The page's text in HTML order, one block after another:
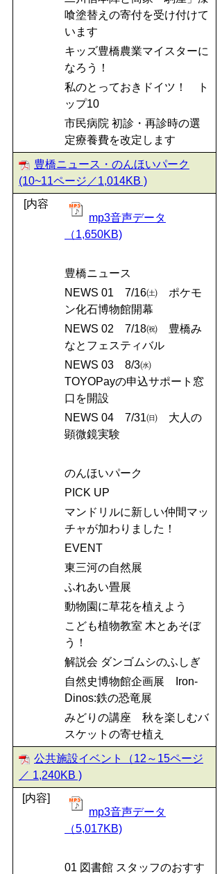
喰塗替えの寄付を受け付けて
います
キッズ豊橋農業マイスターに
なろう！
私のとっておきドイツ！ ト
ップ10
市民病院 初診・再診時の選
定療養費を改定します
豊橋ニュース・のんほいパーク
(10~11ページ／1,014KB )
[内容
mp3音声データ
（1,650KB)
豊橋ニュース
NEWS 01 7/16㈯ ポケモ
ン化石博物館開幕
NEWS 02 7/18㈷ 豊橋み
なとフェスティバル
NEWS 03 8/3㈬
TOYOPayの申込サポート窓
口を開設
NEWS 04 7/31㈰ 大人の
顕微鏡実験
のんほいパーク
PICK UP
マンドリルに新しい仲間マッ
チャが加わりました！
EVENT
東三河の自然展
ふれあい畳展
動物園に草花を植えよう
こども植物教室 木とあそぼ
う！
解説会 ダンゴムシのふしぎ
自然史博物館企画展 Iron-
Dinos:鉄の恐竜展
みどりの講座 秋を楽しむバ
スケットの寄せ植え
公共施設イベント（12～15ページ
／ 1,240KB )
[内容]
mp3音声データ
（5,017KB)
01 図書館 スタッフのおすす